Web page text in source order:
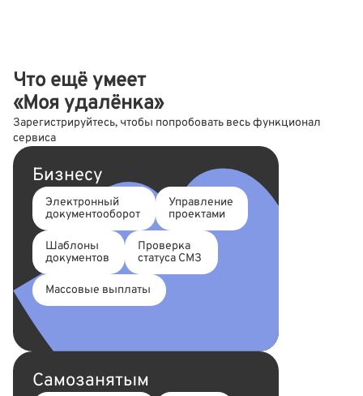
Что ещё умеет
«Моя удалёнка»
Зарегистрируйтесь, чтобы попробовать весь функционал
сервиса
Бизнесу
Электронный
документооборот
Управление
проектами
Шаблоны
документов
Проверка
статуса СМЗ
Массовые выплаты
Самозанятым